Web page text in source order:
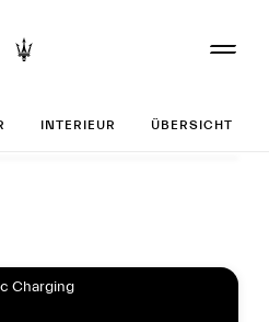
INTERIEUR ÜBERSICHT
Charging